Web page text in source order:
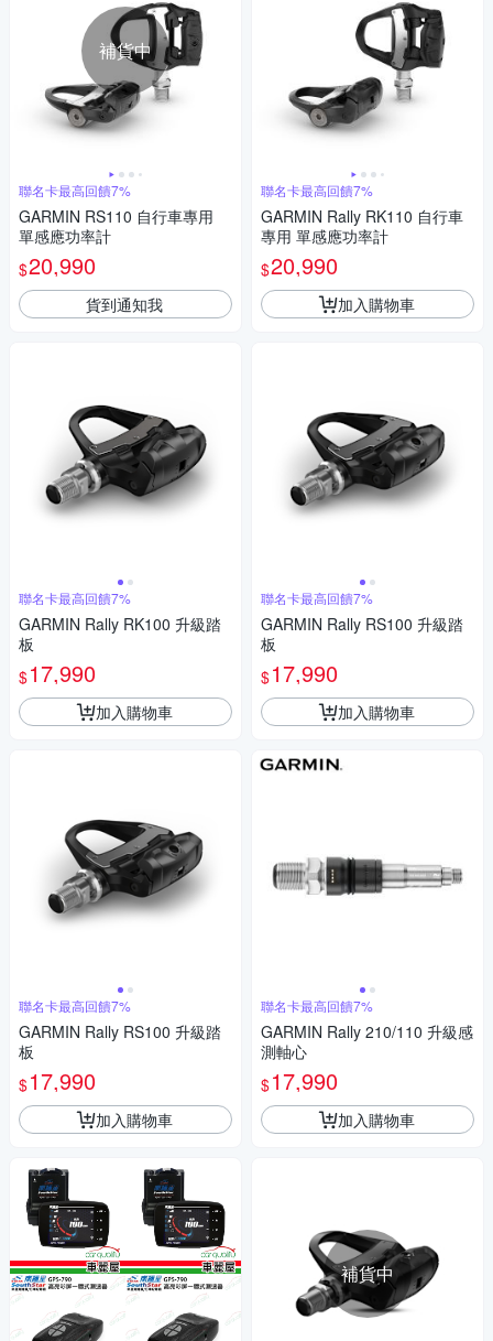
補貨中
聯名卡最高回饋7%
GARMIN RS110 自行車專用
單感應功率計
$20,990
貨到通知我
聯名卡最高回饋7%
GARMIN Rally RK100 升級踏
板
$17,990
加入購物車
聯名卡最高回饋7%
GARMIN Rally RS100 升級踏
板
$17,990
加入購物車
聯名卡最高回饋7%
GARMIN Rally RK110 自行車
專用 單感應功率計
$20,990
加入購物車
聯名卡最高回饋7%
GARMIN Rally RS100 升級踏
板
$17,990
加入購物車
聯名卡最高回饋7%
GARMIN Rally 210/110 升級感
測軸心
$17,990
加入購物車
補貨中